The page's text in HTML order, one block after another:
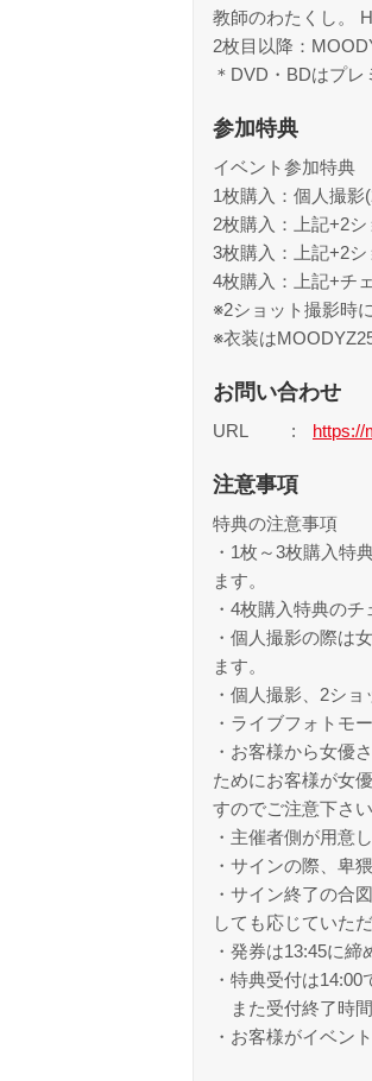
教師のわたくし。
2枚目以降：
＊DVD・BDはプ
参加特典
イベント参加特典
1枚購入：個人撮影
2枚購入：上記+2
3枚購入：上記+2
4枚購入：上記+チ
※2ショット撮影時
※衣装は
お問い合わせ
URL https://
注意事項
特典の注意事項
・1枚～3枚購入特
ます。
・4枚購入特典の
・個人撮影の際は
ます。
・個人撮影、2シ
・ライブフォトモ
・お客様から女優
ためにお客様が女
すのでご注意下さい
・主催者側が用意
・サインの際、卑
・サイン終了の合
しても応じていた
・発券は13:45に締
・特典受付は
また受付終了時間
・お客様がイベン